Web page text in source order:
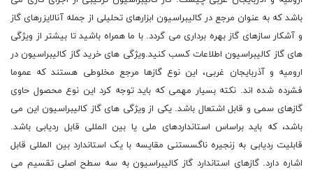
باشد که به عنوان مرجع در کالیبراسیون ابزارهای تحلیلی از جمله آنالایزرهای گاز
و آشکار سازهای گاز بهره برداری می گردد. با ما همراه باشید تا بیشتر از ویژگی
های گاز کالیبراسیون اطلاعات کسب کنید.ویژگی های خرید گاز کالیبراسیون در
ارومیه و آذربایجان غربی، این نوع گازها مرجع مخلوطی هستند که عموما
فشرده شده اند. نکته بسیار مهمی که باید توجه کرد این نوع محصول حاوی
گازهای سمی و قابل اشتعال باشد. یکی از ویژگی های گاز کالیبراسیون این می
باشد، که باید براساس استانداردهای ملی یا بین المللی قابل ردیابی باشد.
قابلیت ردیابی به زنجیره ناگسستنی مقایسه با یک استاندارد بین المللی قابل
اشاره دارد. گازهای استاندارد گاز کالیبراسیون به سه سطح اصلی تقسیم می